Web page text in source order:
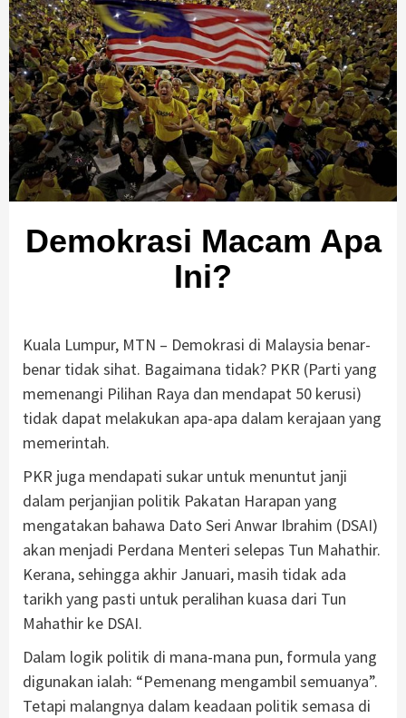
Demokrasi Macam Apa
Ini?
Kuala Lumpur, MTN – Demokrasi di Malaysia benar-
benar tidak sihat. Bagaimana tidak? PKR (Parti yang
memenangi Pilihan Raya dan mendapat 50 kerusi)
tidak dapat melakukan apa-apa dalam kerajaan yang
memerintah.
PKR juga mendapati sukar untuk menuntut janji
dalam perjanjian politik Pakatan Harapan yang
mengatakan bahawa Dato Seri Anwar Ibrahim (DSAI)
akan menjadi Perdana Menteri selepas Tun Mahathir.
Kerana, sehingga akhir Januari, masih tidak ada
tarikh yang pasti untuk peralihan kuasa dari Tun
Mahathir ke DSAI.
Dalam logik politik di mana-mana pun, formula yang
digunakan ialah: “Pemenang mengambil semuanya”.
Tetapi malangnya dalam keadaan politik semasa di